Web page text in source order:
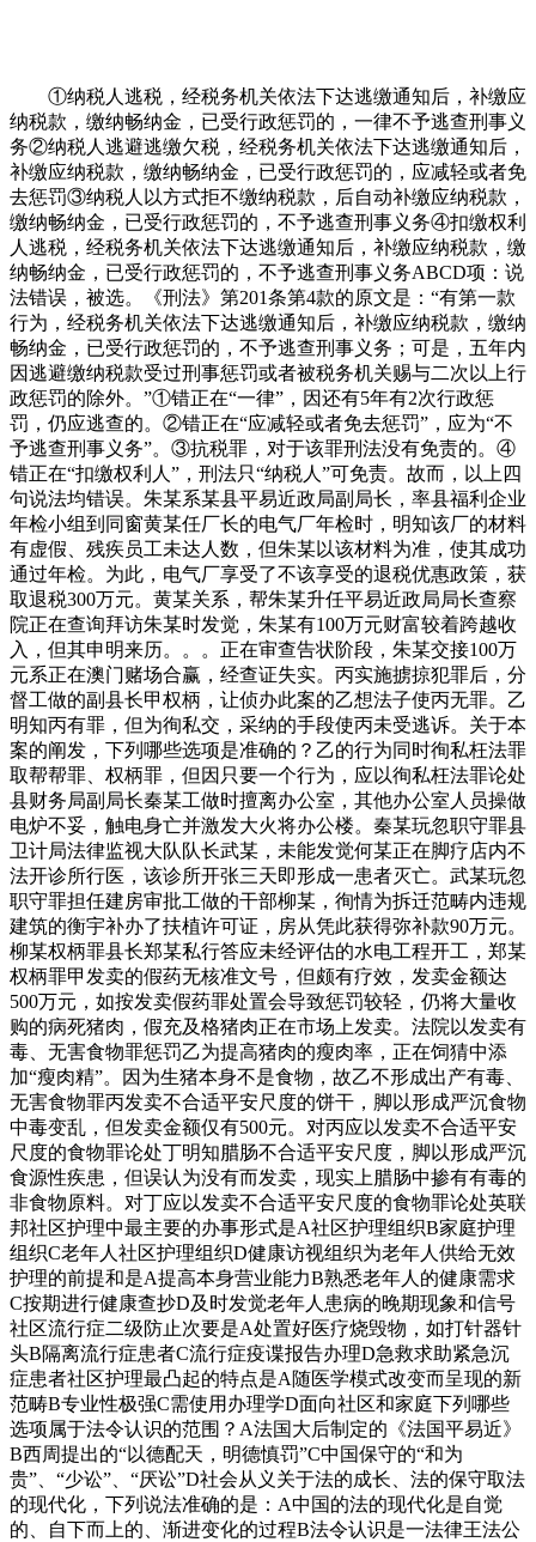
①纳税人逃税，经税务机关依法下达逃缴通知后，补缴应
纳税款，缴纳畅纳金，已受行政惩罚的，一律不予逃查刑事义
务②纳税人逃避逃缴欠税，经税务机关依法下达逃缴通知后，
补缴应纳税款，缴纳畅纳金，已受行政惩罚的，应减轻或者免
去惩罚③纳税人以方式拒不缴纳税款，后自动补缴应纳税款，
缴纳畅纳金，已受行政惩罚的，不予逃查刑事义务④扣缴权利
人逃税，经税务机关依法下达逃缴通知后，补缴应纳税款，缴
纳畅纳金，已受行政惩罚的，不予逃查刑事义务ABCD项：说
法错误，被选。《刑法》第201条第4款的原文是：“有第一款
行为，经税务机关依法下达逃缴通知后，补缴应纳税款，缴纳
畅纳金，已受行政惩罚的，不予逃查刑事义务；可是，五年内
因逃避缴纳税款受过刑事惩罚或者被税务机关赐与二次以上行
政惩罚的除外。”①错正在“一律”，因还有5年有2次行政惩
罚，仍应逃查的。②错正在“应减轻或者免去惩罚”，应为“不
予逃查刑事义务”。③抗税罪，对于该罪刑法没有免责的。④
错正在“扣缴权利人”，刑法只“纳税人”可免责。故而，以上四
句说法均错误。朱某系某县平易近政局副局长，率县福利企业
年检小组到同窗黄某任厂长的电气厂年检时，明知该厂的材料
有虚假、残疾员工未达人数，但朱某以该材料为准，使其成功
通过年检。为此，电气厂享受了不该享受的退税优惠政策，获
取退税300万元。黄某关系，帮朱某升任平易近政局局长查察
院正在查询拜访朱某时发觉，朱某有100万元财富较着跨越收
入，但其申明来历。。。正在审查告状阶段，朱某交接100万
元系正在澳门赌场合赢，经查证失实。丙实施掳掠犯罪后，分
督工做的副县长甲权柄，让侦办此案的乙想法子使丙无罪。乙
明知丙有罪，但为徇私交，采纳的手段使丙未受逃诉。关于本
案的阐发，下列哪些选项是准确的？乙的行为同时徇私枉法罪
取帮帮罪、权柄罪，但因只要一个行为，应以徇私枉法罪论处
县财务局副局长秦某工做时擅离办公室，其他办公室人员操做
电炉不妥，触电身亡并激发大火将办公楼。秦某玩忽职守罪县
卫计局法律监视大队队长武某，未能发觉何某正在脚疗店内不
法开诊所行医，该诊所开张三天即形成一患者灭亡。武某玩忽
职守罪担任建房审批工做的干部柳某，徇情为拆迁范畴内违规
建筑的衡宇补办了扶植许可证，房从凭此获得弥补款90万元。
柳某权柄罪县长郑某私行答应未经评估的水电工程开工，郑某
权柄罪甲发卖的假药无核准文号，但颇有疗效，发卖金额达
500万元，如按发卖假药罪处置会导致惩罚较轻，仍将大量收
购的病死猪肉，假充及格猪肉正在市场上发卖。法院以发卖有
毒、无害食物罪惩罚乙为提高猪肉的瘦肉率，正在饲猜中添
加“瘦肉精”。因为生猪本身不是食物，故乙不形成出产有毒、
无害食物罪丙发卖不合适平安尺度的饼干，脚以形成严沉食物
中毒变乱，但发卖金额仅有500元。对丙应以发卖不合适平安
尺度的食物罪论处丁明知腊肠不合适平安尺度，脚以形成严沉
食源性疾患，但误认为没有而发卖，现实上腊肠中掺有有毒的
非食物原料。对丁应以发卖不合适平安尺度的食物罪论处英联
邦社区护理中最主要的办事形式是A社区护理组织B家庭护理
组织C老年人社区护理组织D健康访视组织为老年人供给无效
护理的前提和是A提高本身营业能力B熟悉老年人的健康需求
C按期进行健康查抄D及时发觉老年人患病的晚期现象和信号
社区流行症二级防止次要是A处置好医疗烧毁物，如打针器针
头B隔离流行症患者C流行症疫谍报告办理D急救求助紧急沉
症患者社区护理最凸起的特点是A随医学模式改变而呈现的新
范畴B专业性极强C需使用办理学D面向社区和家庭下列哪些
选项属于法令认识的范围？A法国大后制定的《法国平易近》
B西周提出的“以德配天，明德慎罚”C中国保守的“和为
贵”、“少讼”、“厌讼”D社会从义关于法的成长、法的保守取法
的现代化，下列说法准确的是：A中国的法的现代化是自觉
的、自下而上的、渐进变化的过程B法令认识是一法律王法公